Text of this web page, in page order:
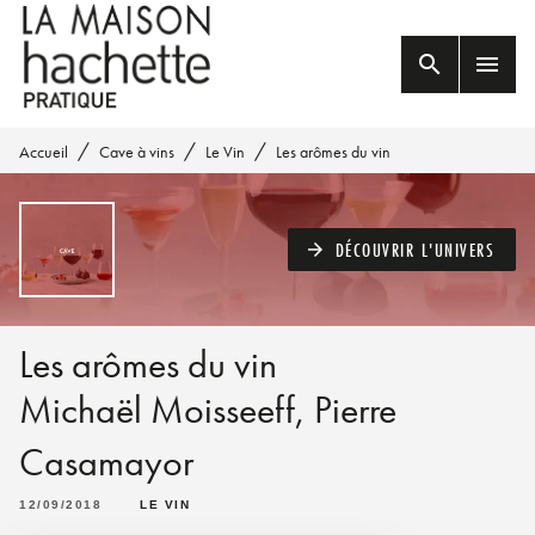
MENU RECHERCHE
PIED DE PAGE
search menu
Accueil / Cave à vins / Le Vin / Les arômes du vin
arrow_forward DÉCOUVRIR L'UNIVERS
Les arômes du vin
Michaël Moisseeff, Pierre
Casamayor
12/09/2018 LE VIN